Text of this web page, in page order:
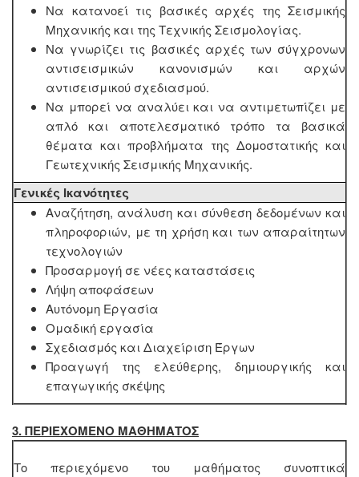
Να κατανοεί τις βασικές αρχές της Σεισμικής
Μηχανικής και της Τεχνικής Σεισμολογίας.
Να γνωρίζει τις βασικές αρχές των σύγχρονων
αντισεισμικών κανονισμών και αρχών
αντισεισμικού σχεδιασμού.
Να μπορεί να αναλύει και να αντιμετωπίζει με
απλό και αποτελεσματικό τρόπο τα βασικά
θέματα και προβλήματα της Δομοστατικής και
Γεωτεχνικής Σεισμικής Μηχανικής.
Γενικές Ικανότητες
Αναζήτηση, ανάλυση και σύνθεση δεδομένων και
πληροφοριών, με τη χρήση και των απαραίτητων
τεχνολογιών
Προσαρμογή σε νέες καταστάσεις
Λήψη αποφάσεων
Αυτόνομη Εργασία
Ομαδική εργασία
Σχεδιασμός και Διαχείριση Έργων
Προαγωγή της ελεύθερης, δημιουργικής και
επαγωγικής σκέψης
3. ΠΕΡΙΕΧΟΜΕΝΟ ΜΑΘΗΜΑΤΟΣ
Το περιεχόμενο του μαθήματος συνοπτικά